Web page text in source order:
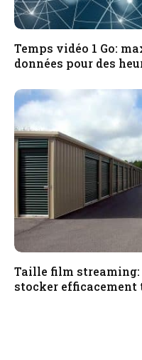
Temps vidéo 1 Go:
données pour des
Taille film streaming:
stocker efficacement